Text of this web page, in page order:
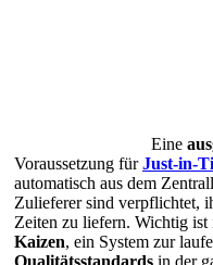
Eine
Voraussetzung fürJust-in-
automatisch aus dem
Zulieferer sind verpflichtet,
Zeiten zu liefern. Wichtig ist
Kaizen, ein System zur
Qualitätsstandards in der